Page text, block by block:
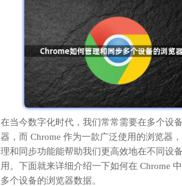
在当今数字化时代，我们常常需要在多个设
器，而 Chrome 作为一款广泛使用的浏览器
理和同步功能能帮助我们更高效地在不同设
用。下面就来详细介绍一下如何在 Chrome
多个设备的浏览器数据。